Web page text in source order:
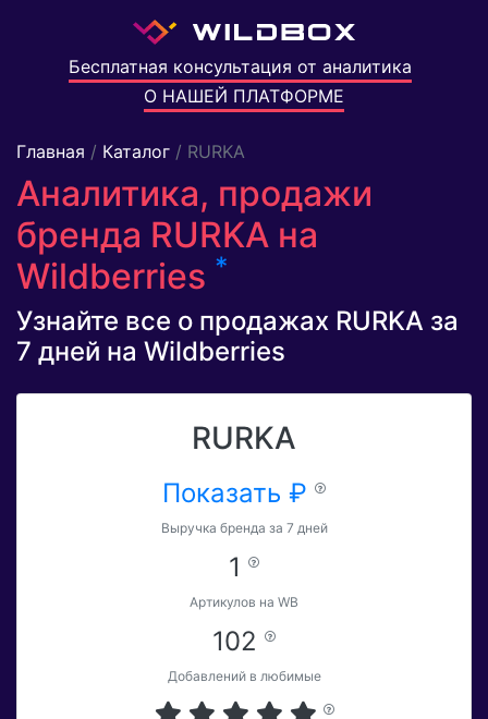
Бесплатная консультация от аналитика
О НАШЕЙ ПЛАТФОРМЕ
Главная / Каталог / RURKA
Аналитика, продажи
бренда RURKA на
Wildberries *
Узнайте все о продажах RURKA за
7 дней на Wildberries
RURKA
Показать ₽
Выручка бренда за 7 дней
1
Артикулов на WB
102
Добавлений в любимые